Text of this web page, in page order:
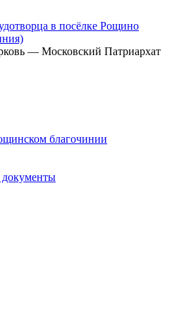
в посёлке Рощино
— Московский Патриархат
благочинии